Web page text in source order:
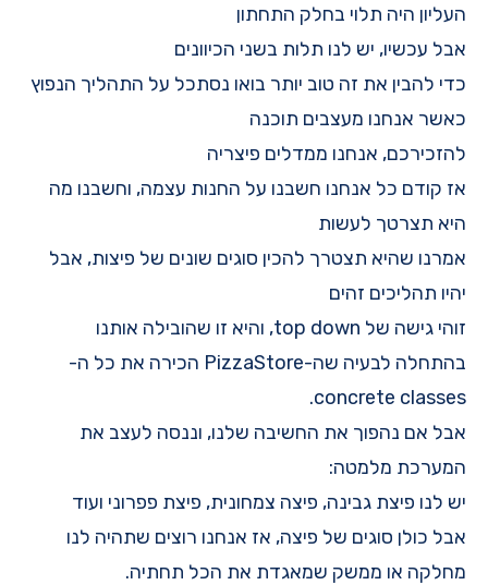
העליון היה תלוי בחלק התחתון
אבל עכשיו, יש לנו תלות בשני הכיוונים
כדי להבין את זה טוב יותר בואו נסתכל על התהליך הנפוץ
כאשר אנחנו מעצבים תוכנה
להזכירכם, אנחנו ממדלים פיצריה
אז קודם כל אנחנו חשבנו על החנות עצמה, וחשבנו מה
היא תצרטך לעשות
אמרנו שהיא תצטרך להכין סוגים שונים של פיצות, אבל
יהיו תהליכים זהים
זוהי גישה של top down, והיא זו שהובילה אותנו
בהתחלה לבעיה שה-PizzaStore הכירה את כל ה-
concrete classes.
אבל אם נהפוך את החשיבה שלנו, וננסה לעצב את
המערכת מלמטה:
יש לנו פיצת גבינה, פיצה צמחונית, פיצת פפרוני ועוד
אבל כולן סוגים של פיצה, אז אנחנו רוצים שתהיה לנו
מחלקה או ממשק שמאגדת את הכל תחתיה.